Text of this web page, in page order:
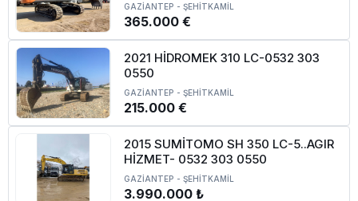
GAZİANTEP - ŞEHİTKAMİL
365.000 €
2021 HİDROMEK 310 LC-0532 303
0550
GAZİANTEP - ŞEHİTKAMİL
215.000 €
2015 SUMİTOMO SH 350 LC-5..AGIR
HİZMET- 0532 303 0550
GAZİANTEP - ŞEHİTKAMİL
3.990.000 ₺